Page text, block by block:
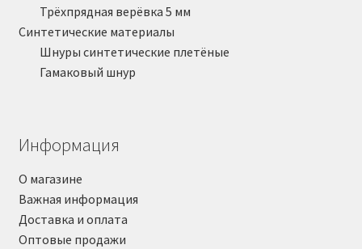
Трёхпрядная верёвка 5 мм
Синтетические материалы
Шнуры синтетические плетёные
Гамаковый шнур
Информация
О магазине
Важная информация
Доставка и оплата
Оптовые продажи